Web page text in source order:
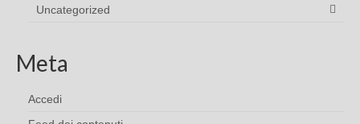
Uncategorized
Meta
Accedi